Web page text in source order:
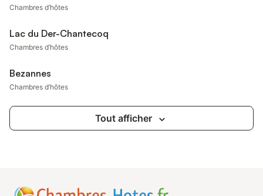
Chambres d’hôtes
Lac du Der-Chantecoq
Chambres d’hôtes
Bezannes
Chambres d’hôtes
Tout afficher